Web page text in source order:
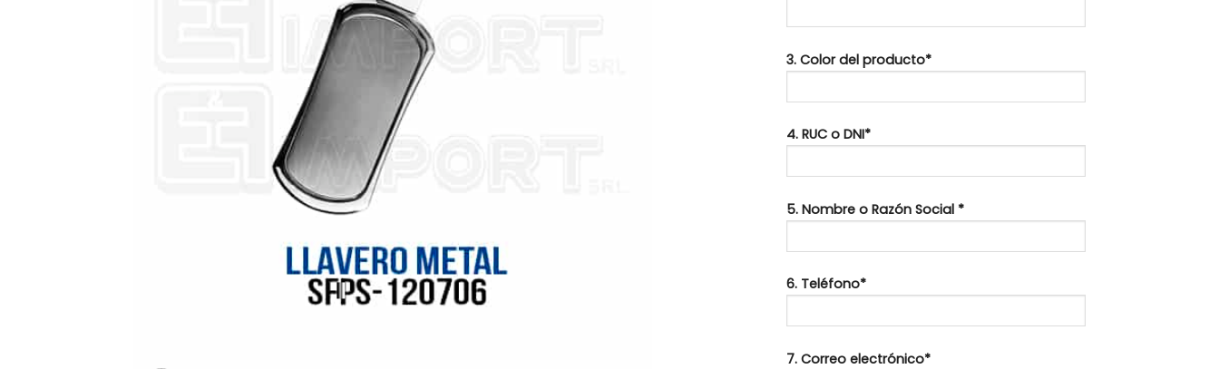
3. Color del producto*
4. RUC o DNI*
5. Nombre o Razón Social *
6. Teléfono*
7. Correo electrónico*